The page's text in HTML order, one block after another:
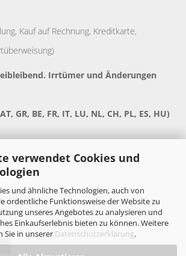
verwendet Cookies und
und ähnliche Technologien, auch von
ordentliche Funktionsweise der Website zu
unseres Angebotes zu analysieren und
Einkaufserlebnis bieten zu können. Weitere
in unserer Datenschutzerklärung.
Kauf auf Rechnung, Kreditkarte,
Irrtümer und Änderungen
GR, BE, FR, IT, LU, NL, CH, PL, ES, HU)